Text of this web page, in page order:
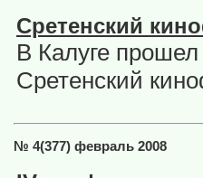
Сретенский
В Калуге
Сретенский
№ 4(377) февраль 2008